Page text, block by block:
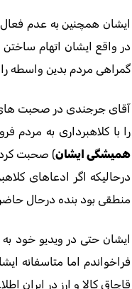
در واقع ایشان اتهام ساختن
گمراهی مردم بدین واسطه
آقای جرجندی در صحبت های
را با کلاهبرداری به مردم
همیشگی ایشان) صحبت
درحالیکه اگر ادعاهای
منطقی بود بنده درحال
ایشان حتی در ویدیو خود به
فراخواندم اما متاسفانه
قاچاق کالا و ارز در ایران